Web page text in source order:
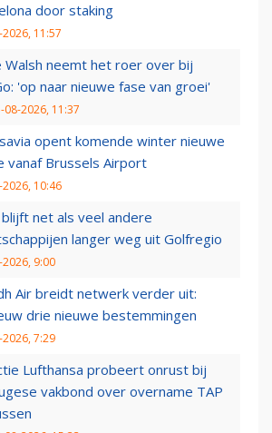
door staking
11:57
Walsh neemt het roer over bij
'op naar nieuwe fase van groei'
08-2026, 11:37
opent komende winter nieuwe
vanaf Brussels Airport
2026, 10:46
blijft net als veel andere
langer weg uit Golfregio
2026, 9:00
Air breidt netwerk verder uit:
drie nieuwe bestemmingen
2026, 7:29
Lufthansa probeert onrust bij
vakbond over overname TAP